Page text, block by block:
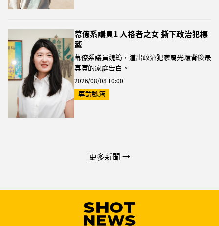
幕僚系議員1 人格者之女 撕下政治犯標
籤
幕僚系議員魏筠，道出政治犯家屬光環背後最
真實的家庭告白。
2026/08/08 10:00
專訪魏筠
更多新聞 →